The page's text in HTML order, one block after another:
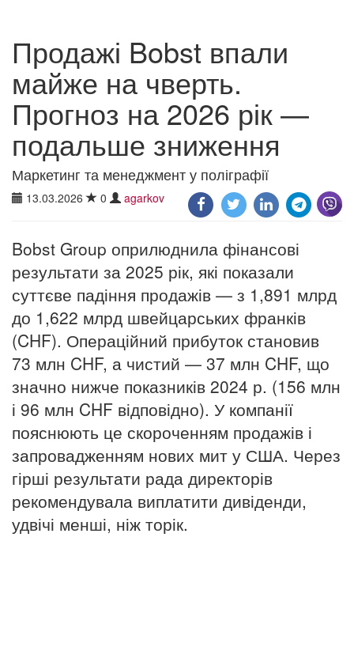
Продажі Bobst впали
майже на чверть.
Прогноз на 2026 рік —
подальше зниження
Маркетинг та менеджмент у поліграфії
13.03.2026 0 agarkov
Bobst Group оприлюднила фінансові
результати за 2025 рік, які показали
суттєве падіння продажів — з 1,891 млрд
до 1,622 млрд швейцарських франків
(CHF). Операційний прибуток становив
73 млн CHF, а чистий — 37 млн CHF, що
значно нижче показників 2024 р. (156 млн
і 96 млн CHF відповідно). У компанії
пояснюють це скороченням продажів і
запровадженням нових мит у США. Через
гірші результати рада директорів
рекомендувала виплатити дивіденди,
удвічі менші, ніж торік.